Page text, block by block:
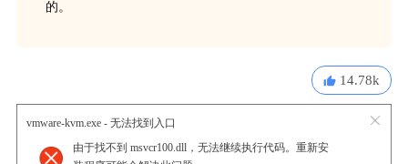
的。
14.78k
vmware-kvm.exe - 无法找到入口
由于找不到 msvcr100.dll，无法继续执行代码。重新安